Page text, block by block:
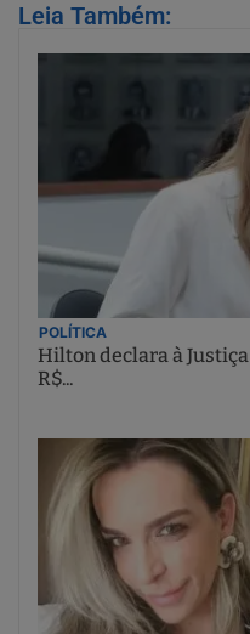
Leia Também:
POLÍTICA
Hilton declara à
R$...